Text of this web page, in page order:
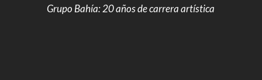
Grupo Bahía: 20 años de carrera artística